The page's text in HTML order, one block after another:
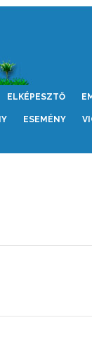
ELKÉPESZTŐ
ESEMÉNY